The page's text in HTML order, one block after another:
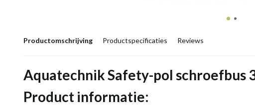
Productomschrijving Productspecificaties Reviews
Aquatechnik Safety-pol schroefbus
Product informatie: